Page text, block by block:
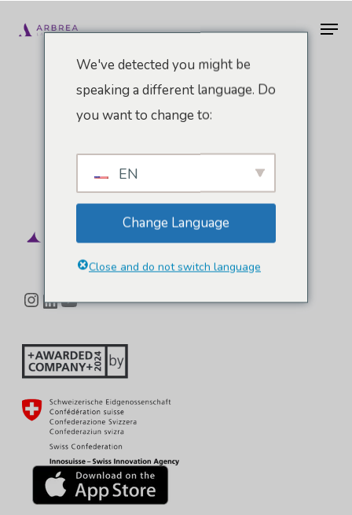
Instagram
We've detected you might be
speaking a different language. Do
you want to change to:
EN
Change Language
Close and do not switch language